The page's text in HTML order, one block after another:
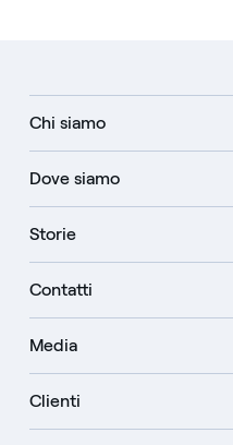
Chi siamo
Dove siamo
Storie
Contatti
Media
Clienti